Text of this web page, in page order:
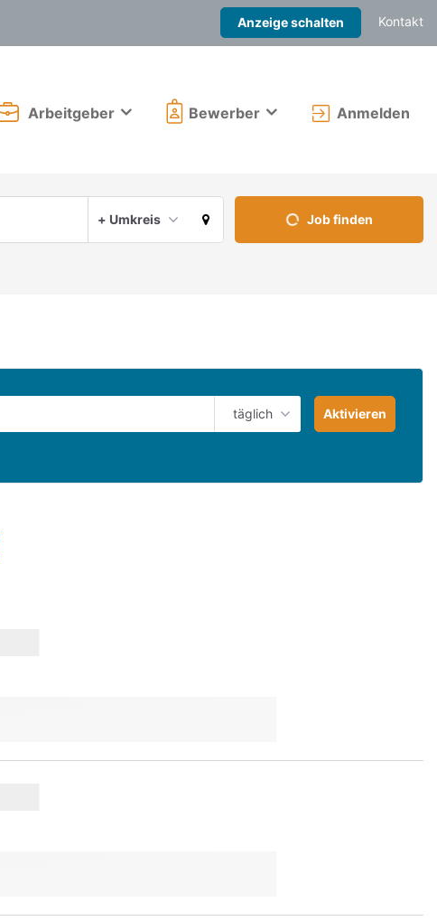
Anzeige schalten Kontakt
Anmelden
Arbeitgeber Bewerber
+ Umkreis
Aktuellen Ort verwenden
Job finden
täglich Aktivieren